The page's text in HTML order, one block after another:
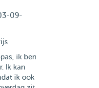
09-
ik ben
Ik kan
ik ook